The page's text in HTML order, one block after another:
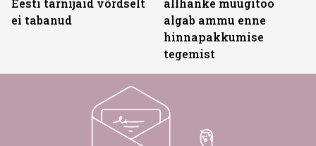
Eesti tarnijaid võrdselt
ei tabanud
allhanke müügitöö
algab ammu enne
hinnapakkumise
tegemist